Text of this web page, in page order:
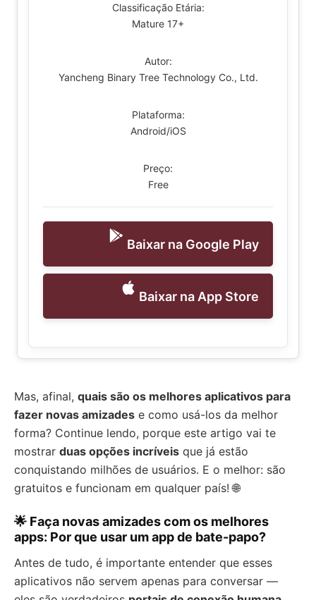
Classificação Etária:
Mature 17+
Autor:
Yancheng Binary Tree Technology Co., Ltd.
Plataforma:
Android/iOS
Preço:
Free
Baixar na Google Play
Baixar na App Store
Mas, afinal, quais são os melhores aplicativos para
fazer novas amizades e como usá-los da melhor
forma? Continue lendo, porque este artigo vai te
mostrar duas opções incríveis que já estão
conquistando milhões de usuários. E o melhor: são
gratuitos e funcionam em qualquer país! 🌐
🌟 Faça novas amizades com os melhores
apps: Por que usar um app de bate-papo?
Antes de tudo, é importante entender que esses
aplicativos não servem apenas para conversar —